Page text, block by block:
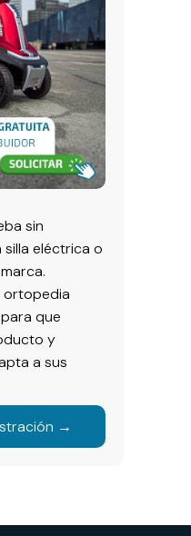
sin
eléctrica o
ortopedia
que
y
a sus
→